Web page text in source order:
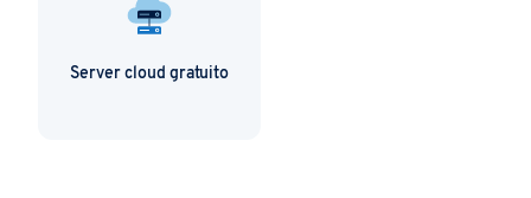
Server cloud gratuito